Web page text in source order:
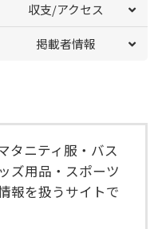
収支/アクセス
掲載者情報
タニティ服・バス
ズ用品・スポーツ
報を扱うサイトで